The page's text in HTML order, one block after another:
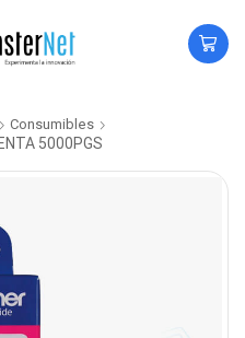
Consumibles
5000PGS